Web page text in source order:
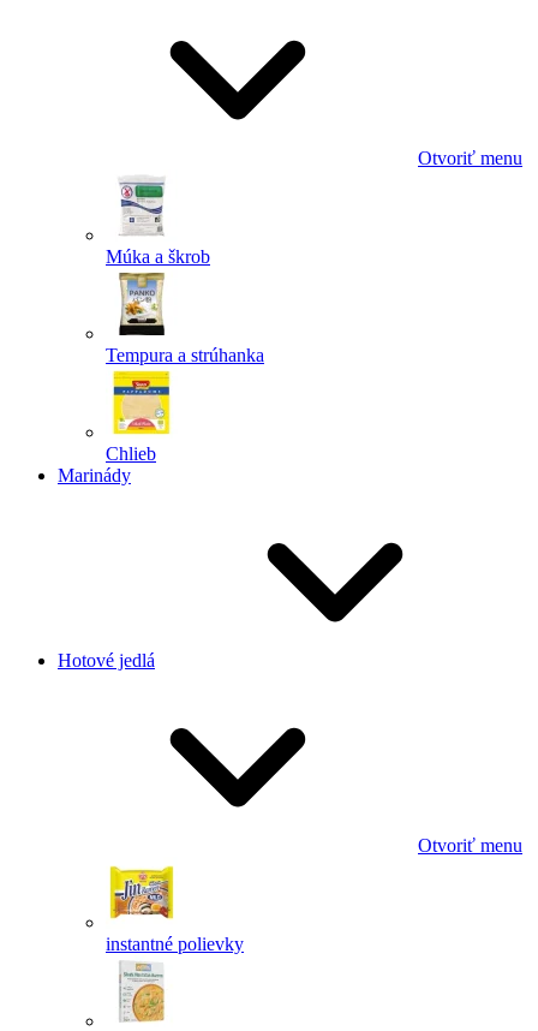
Otvoriť menu
Múka a škrob
Tempura a strúhanka
Chlieb
Marinády
Hotové jedlá
Otvoriť menu
instantné polievky
Powered by chaterimo